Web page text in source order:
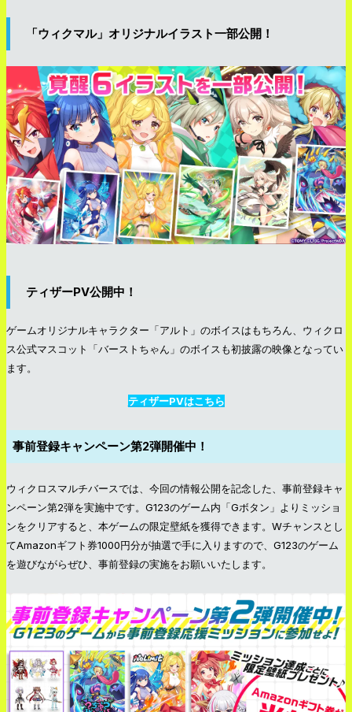
「ウィクマル」オリジナルイラスト一部公開！
ティザーPV公開中！
ゲームオリジナルキャラクター「アルト」のボイスはもちろん、ウィクロ
ス公式マスコット「バーストちゃん」のボイスも初披露の映像となってい
ます。
ティザーPVはこちら
事前登録キャンペーン第2弾開催中！
ウィクロスマルチバースでは、今回の情報公開を記念した、事前登録キャ
ンペーン第2弾を実施中です。G123のゲーム内「Gボタン」よりミッショ
ンをクリアすると、本ゲームの限定壁紙を獲得できます。Wチャンスとし
てAmazonギフト券1000円分が抽選で手に入りますので、G123のゲーム
を遊びながらぜひ、事前登録の実施をお願いいたします。